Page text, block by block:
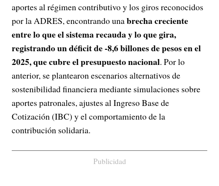
aportes al régimen contributivo y los giros reconocidos
por la ADRES, encontrando unabrecha creciente
entre lo que el sistema recauda y lo que gira,
registrando un déficit de -8,6 billones de pesos en el
2025, que cubre el presupuesto nacional. Por lo
anterior, se plantearon escenarios alternativos de
sostenibilidad financiera mediante simulaciones sobre
aportes patronales, ajustes al Ingreso Base de
Cotización (IBC) y el comportamiento de la
contribución solidaria.
Publicidad